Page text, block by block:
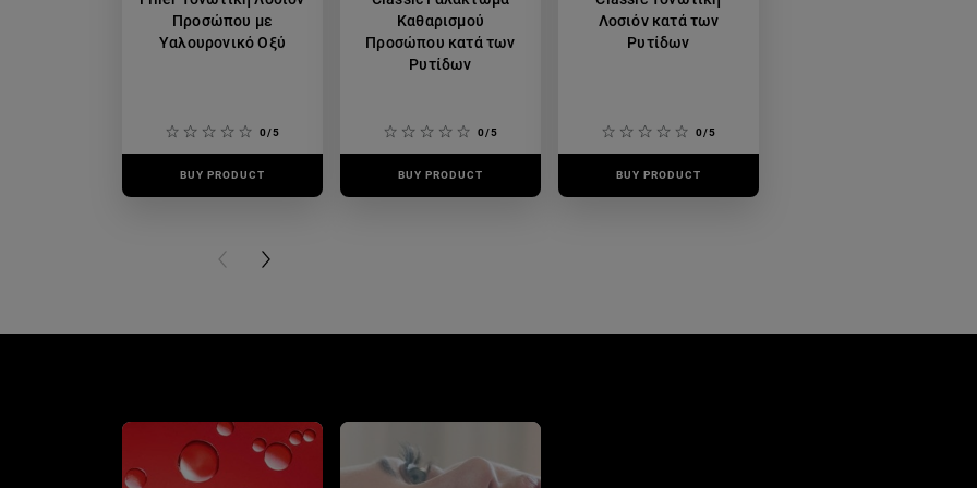
Προσώπου με
Υαλουρονικό Οξύ
0/5
BUY PRODUCT
Καθαρισμού
Προσώπου κατά των
Ρυτίδων
0/5
BUY PRODUCT
Λοσιόν κατά των
Ρυτίδων
0/5
BUY PRODUCT
PREVIOUS CARD
NEXT CARD